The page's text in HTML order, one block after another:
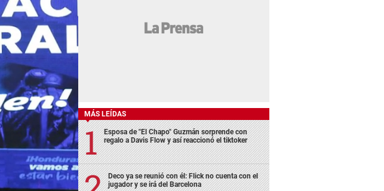
MÁS LEÍDAS
Esposa de "El Chapo" Guzmán sorprende con
regalo a Davis Flow y así reaccionó el tiktoker
Deco ya se reunió con él: Flick no cuenta con el
jugador y se irá del Barcelona